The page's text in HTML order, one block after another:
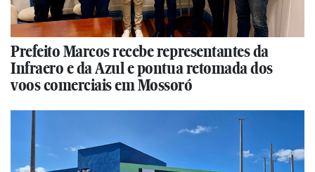
Prefeito Marcos recebe representantes da
Infraero e da Azul e pontua retomada dos
voos comerciais em Mossoró